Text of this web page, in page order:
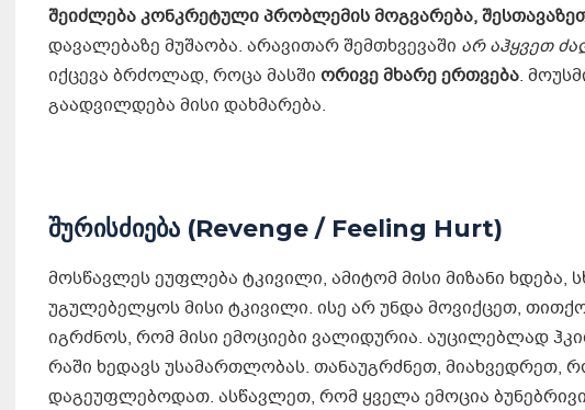
შეიძლება კონკრეტული პრობლემის მოგვარება,
დავალებაზე მუშაობა. არავითარ შემთხვევაში არაჰყვეთ
იქცევა ბრძოლად, როცა მასში ორივე მხარეერთვება.
გაადვილდება მისი დახმარება.
შურისძიება (Revenge / Feeling Hurt)
მოსწავლეს ეუფლება ტკივილი, ამიტომ მისი მიზანი ხდება,
უგულებელყოს მისი ტკივილი. ისე არ უნდა მოვიქცეთ,
იგრძნოს, რომ მისი ემოციები ვალიდურია. აუცილებლად
რაში ხედავს უსამართლობას. თანაუგრძნეთ, მიახვედრეთ,
დაგეუფლებოდათ. ასწავლეთ, რომ ყველა ემოცია